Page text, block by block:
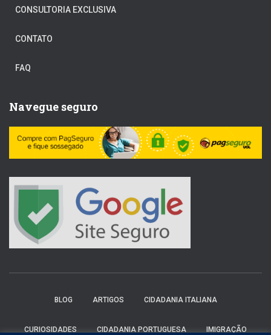
CONSULTORIA EXCLUSIVA
CONTATO
FAQ
Navegue seguro
BLOG ARTIGOS CIDADANIA ITALIANA
CURIOSIDADES CIDADANIA PORTUGUESA IMIGRAÇÃO